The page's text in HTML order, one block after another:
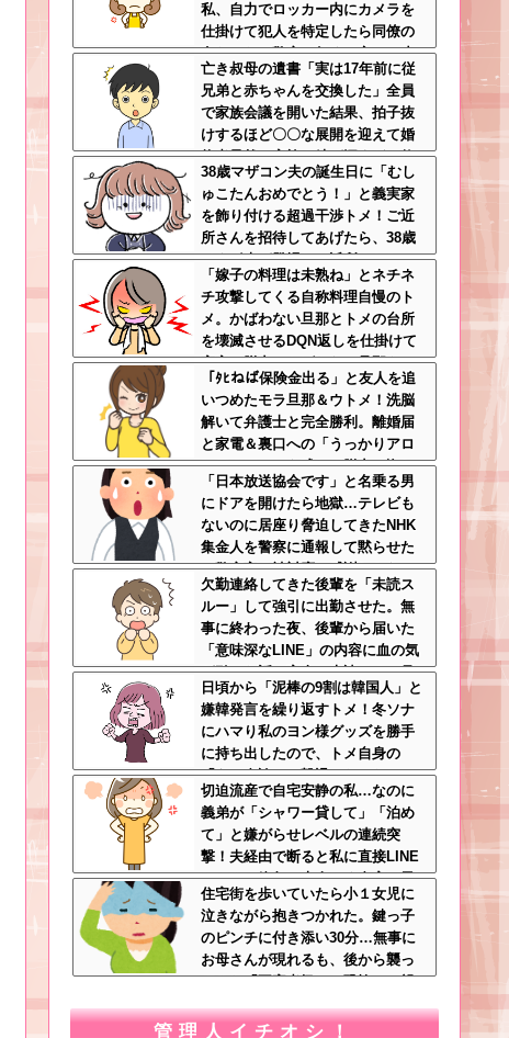
私、自力でロッカー内にカメラを
仕掛けて犯人を特定したら同僚の
女だった…警察へ行くと言って止
められ、加害者に泣かれながら大
揉めして・・・
亡き叔母の遺書「実は17年前に従
兄弟と赤ちゃんを交換した」全員
で家族会議を開いた結果、拍子抜
けするほど〇〇な展開を迎えて婚
約者呆然←家族の絆が深すぎて修
羅場にならんかった
38歳マザコン夫の誕生日に「むし
ゅこたんおめでとう！」と義実家
を飾り付ける超過干渉トメ！ご近
所さんを招待してあげたら、38歳
メタボ夫が登場して近所のおじい
さんが大爆発する事態に
「嫁子の料理は未熟ね」とネチネ
チ攻撃してくる自称料理自慢のト
メ。かばわない旦那とトメの台所
を壊滅させるDQN返しを仕掛けて
実家に脱出←かばわない旦那も一
緒に痛い目見ろ
「ﾀﾋねば保険金出る」と友人を追
いつめたモラ旦那＆ウトメ！洗脳
解いて弁護士と完全勝利。離婚届
と家電＆裏口への「うっかりアロ
ンアルファ」を残して脱出←悔し
泣きしながらやることがエグくて
草
「日本放送協会です」と名乗る男
にドアを開けたら地獄…テレビも
ないのに居座り脅迫してきたNHK
集金人を警察に通報して黙らせた
←警察官の神対応に感謝しかない
欠勤連絡してきた後輩を「未読ス
ルー」して強引に出勤させた。無
事に終わった夜、後輩から届いた
「意味深なLINE」の内容に血の気
が引いた話←完全に未読スルー見
抜かれてて草
日頃から「泥棒の9割は韓国人」と
嫌韓発言を繰り返すトメ！冬ソナ
にハマり私のヨン様グッズを勝手
に持ち出したので、トメ自身の
「あの自論」で撃退したったｗｗ
←矛盾だらけのトメにブーメラン
刺さりまくり
切迫流産で自宅安静の私…なのに
義弟が「シャワー貸して」「泊め
て」と嫌がらせレベルの連続突
撃！夫経由で断ると私に直接LINE
してきて絶句←大人しく自宅の風
呂に入れよ
住宅街を歩いていたら小１女児に
泣きながら抱きつかれた。鍵っ子
のピンチに付き添い30分…無事に
お母さんが現れるも、後から襲っ
てきた「不審者扱いの恐怖」←親
の中怖すぎる
管理人イチオシ！